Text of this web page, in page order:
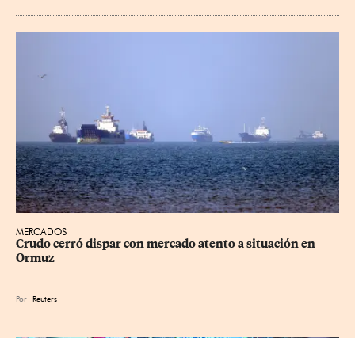
MERCADOS
Crudo cerró dispar con mercado atento a situación en
Ormuz
Por Reuters